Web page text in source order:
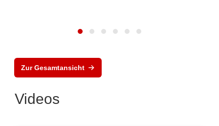
Zur Gesamtansicht
Videos